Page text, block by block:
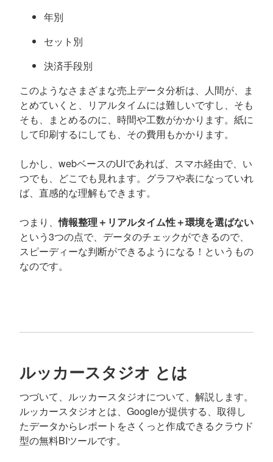
年別
セット別
決済手段別
このようなさまざまな売上データ分析は、人間が、ま
とめていくと、リアルタイムには難しいですし、そも
そも、まとめるのに、時間や工数がかかります。紙に
して印刷するにしても、その費用もかかります。
しかし、webベースのUIであれば、スマホ経由で、い
つでも、どこでも見れます。グラフや表になっていれ
ば、直感的な理解もできます。
つまり、情報整理＋リアルタイム性＋環境を選ばない
という3つの点で、データのチェックができるので、
スピーディーな判断ができるようになる！というもの
なのです。
ルッカースタジオ とは
つづいて、ルッカースタジオについて、解説します。
ルッカースタジオとは、Googleが提供する、取得し
たデータからレポートをさくっと作成できるクラウド
型の無料BIツールです。